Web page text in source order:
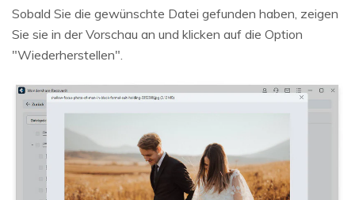
Sobald Sie die gewünschte Datei gefunden haben, zeigen
Sie sie in der Vorschau an und klicken auf die Option
"Wiederherstellen".